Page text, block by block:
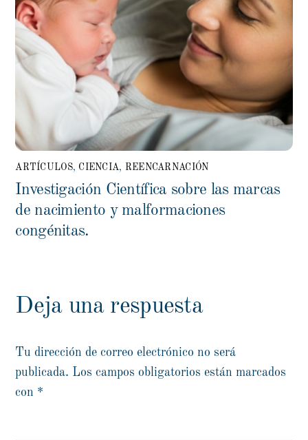
ARTÍCULOS, CIENCIA, REENCARNACIÓN
Investigación Científica sobre las marcas
de nacimiento y malformaciones
congénitas.
Deja una respuesta
Tu dirección de correo electrónico no será
publicada. Los campos obligatorios están marcados
con *